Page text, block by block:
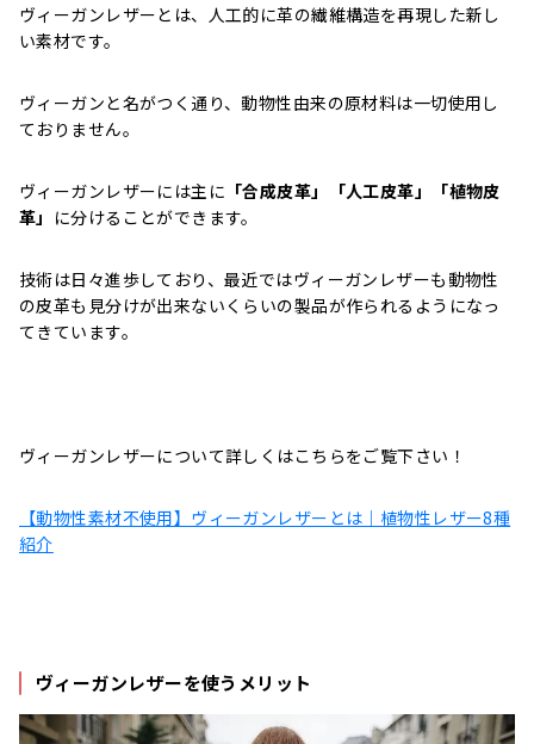
ヴィーガンレザーとは、人工的に革の繊維構造を再現した新し
い素材です。
ヴィーガンと名がつく通り、動物性由来の原材料は一切使用し
ておりません。
ヴィーガンレザーには主に 「合成皮革」「人工皮革」「植物皮
革」 に分けることができます。
技術は日々進歩しており、最近ではヴィーガンレザーも動物性
の皮革も見分けが出来ないくらいの製品が作られるようになっ
てきています。
ヴィーガンレザーについて詳しくはこちらをご覧下さい！
【動物性素材不使用】ヴィーガンレザーとは｜植物性レザー8種
紹介
ヴィーガンレザーを使うメリット